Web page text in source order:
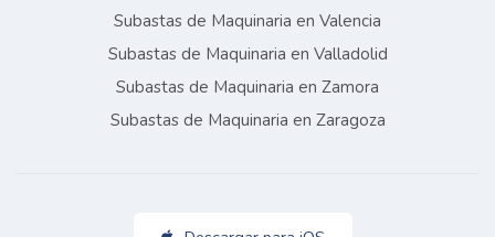
Subastas de Maquinaria en Valencia
Subastas de Maquinaria en Valladolid
Subastas de Maquinaria en Zamora
Subastas de Maquinaria en Zaragoza